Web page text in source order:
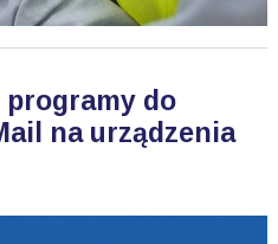
programy do
na urządzenia